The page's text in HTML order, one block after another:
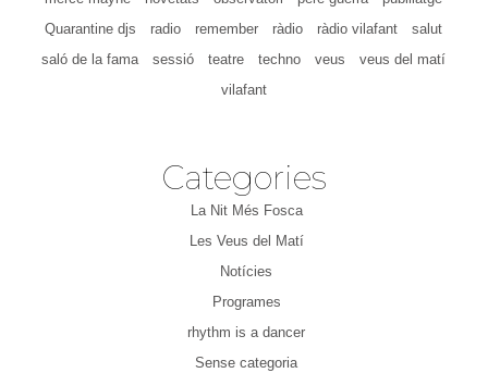
Quarantine djs
radio remember ràdio ràdio vilafant
salut
saló de la fama
sessió teatre techno veus
veus del matí
vilafant
Categories
La Nit Més Fosca
Les Veus del Matí
Notícies
Programes
rhythm is a dancer
Sense categoria